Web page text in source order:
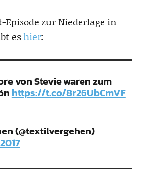
Episode zur Niederlage in
eshier:
von Stevie waren zum
https://t.co/8r26UbCmVF
(@textilvergehen)